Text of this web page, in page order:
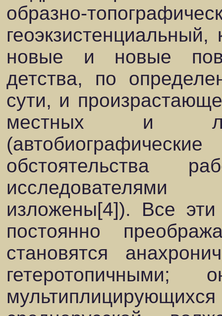
образно-
новые и новые
детства, по
сути, и
местных и
обстоятельства
изложены[4]). Все
постоянно
становятся